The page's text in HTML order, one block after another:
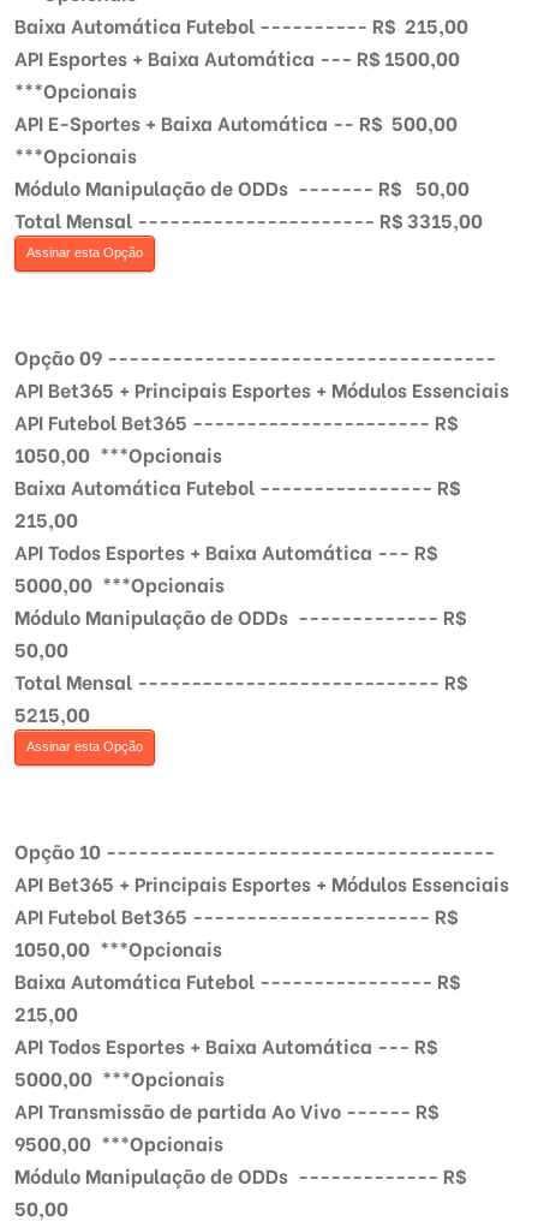
Baixa Automática Futebol ---------- R$ 215,00
API Esportes + Baixa Automática --- R$ 1500,00
***Opcionais
API E-Sportes + Baixa Automática -- R$ 500,00
***Opcionais
Módulo Manipulação de ODDs ------- R$ 50,00
Total Mensal ---------------------- R$ 3315,00
Assinar esta Opção
Opção 09 ------------------------------------
API Bet365 + Principais Esportes + Módulos Essenciais
API Futebol Bet365 ---------------------- R$
1050,00 ***Opcionais
Baixa Automática Futebol ---------------- R$
215,00
API Todos Esportes + Baixa Automática --- R$
5000,00 ***Opcionais
Módulo Manipulação de ODDs ------------- R$
50,00
Total Mensal ---------------------------- R$
5215,00
Assinar esta Opção
Opção 10 ------------------------------------
API Bet365 + Principais Esportes + Módulos Essenciais
API Futebol Bet365 ---------------------- R$
1050,00 ***Opcionais
Baixa Automática Futebol ---------------- R$
215,00
API Todos Esportes + Baixa Automática --- R$
5000,00 ***Opcionais
API Transmissão de partida Ao Vivo ------ R$
9500,00 ***Opcionais
Módulo Manipulação de ODDs ------------- R$
50,00